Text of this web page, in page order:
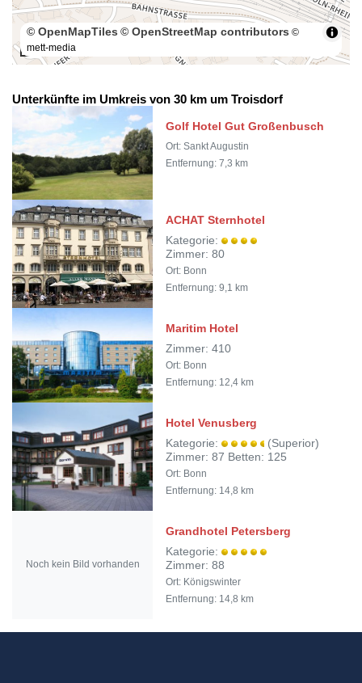
100 m
© OpenMapTiles © OpenStreetMap contributors ©
mett-media
Unterkünfte im Umkreis von 30 km um Troisdorf
Golf Hotel Gut Großenbusch
Ort: Sankt Augustin
Entfernung: 7,3 km
ACHAT Sternhotel
Kategorie:
Zimmer: 80
Ort: Bonn
Entfernung: 9,1 km
Maritim Hotel
Zimmer: 410
Ort: Bonn
Entfernung: 12,4 km
Hotel Venusberg
Kategorie:
(Superior)
Zimmer: 87 Betten: 125
Ort: Bonn
Entfernung: 14,8 km
Noch kein Bild vorhanden
Grandhotel Petersberg
Kategorie:
Zimmer: 88
Ort: Königswinter
Entfernung: 14,8 km